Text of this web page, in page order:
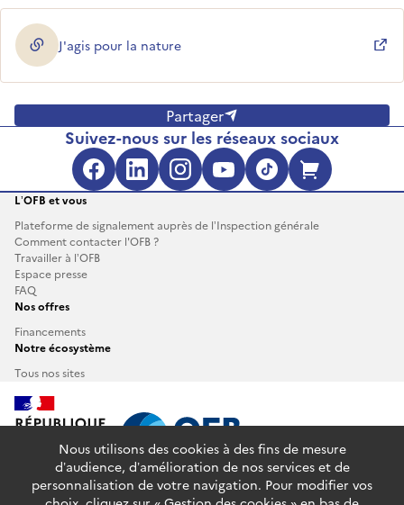
J'agis pour la nature
(ouverture dans une nouvelle fenêtre)
Partager
Suivez-nous sur les réseaux sociaux
Facebook (s'ouvre dans une
LinkedIn (s'ouvre dans
Instagram (s'ouvre
YouTube
TikTok
L’OFB et vous
Plateforme de signalement auprès de l’Inspection générale
Comment contacter l'OFB ?
Travailler à l’OFB
Espace presse
FAQ
Nos offres
Financements
Notre écosystème
Tous nos sites
info.gouv.fr service-public.fr legifrance.gouv.fr
Nous utilisons des cookies à des fins de mesure
d’audience, d’amélioration de nos services et de
personnalisation de votre navigation. Pour modifier vos